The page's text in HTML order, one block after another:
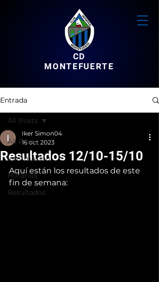
CD
MONTEFUERTE
Entrada
All Posts
Informacion
Horarios
Resultados
All Posts
Resultados 12/10-15/10
Iker Simon04
16 oct 2023
Aquí están los resultados de este
fin de semana: